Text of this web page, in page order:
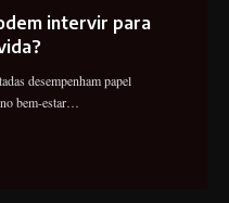
intervir para
desempenham papel
bem-estar…